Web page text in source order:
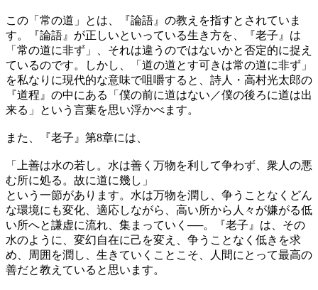
この「常の道」とは、『論語』の教えを指すとされていま
す。『論語』が正しいといっている生き方を、『老子』は
「常の道に非ず」、それは違うのではないかと否定的に捉え
ているのです。しかし、「道の道とす可きは常の道に非ず」
を私なりに現代的な意味で咀嚼すると、詩人・高村光太郎の
『道程』の中にある「僕の前に道はない／僕の後ろに道は出
来る」という言葉を思い浮かべます。
また、『老子』第8章には、
「上善は水の若し。水は善く万物を利して争わず、衆人の悪
む所に処る。故に道に幾し」
という一節があります。水は万物を潤し、争うことなくどん
な環境にも変化、適応しながら、高い所から人々が嫌がる低
い所へと謙虚に流れ、集まっていく──。『老子』は、その
水のように、変幻自在に己を変え、争うことなく低きを求
め、周囲を潤し、生きていくことこそ、人間にとって最高の
善だと教えていると思います。